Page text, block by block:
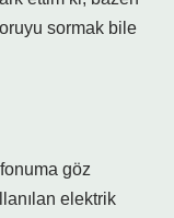
sormak bile
göz
elektrik